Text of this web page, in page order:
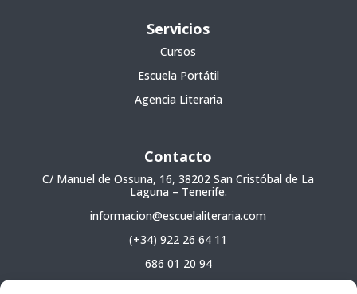
Servicios
Cursos
Escuela Portátil
Agencia Literaria
Contacto
C/ Manuel de Ossuna, 16, 38202 San Cristóbal de La
Laguna – Tenerife.
informacion@escuelaliteraria.com
(+34) 922 26 64 11
686 01 20 94